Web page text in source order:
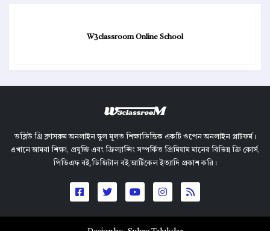
W3classroom Online School
ডব্লিউ থ্রি ক্লাসরুম অনলাইন স্কুল মূলত শিক্ষাভিত্তিক একটি ওপেন অনলাইন প্লাটফর্ম।
এখানে আমরা শিক্ষা, প্রযুক্তি এবং ফ্রিল্যান্সিং সম্পর্কিত প্রিমিয়াম মানের বিভিন্ন ফ্রি কোর্স,
পিডিএফ বই,ডিজিটাল বই,আর্টিকেল ইত্যাদি প্রকাশ করি।